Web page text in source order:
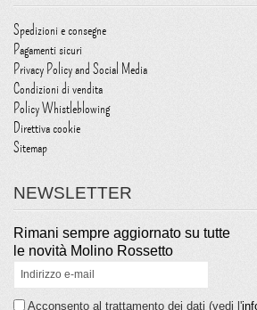
Spedizioni e consegne
Pagamenti sicuri
Privacy Policy and Social Media
Condizioni di vendita
Policy Whistleblowing
Direttiva cookie
Sitemap
NEWSLETTER
Rimani sempre aggiornato su tutte
le novità Molino Rossetto
Acconsento al trattamento dei dati (vedi l'